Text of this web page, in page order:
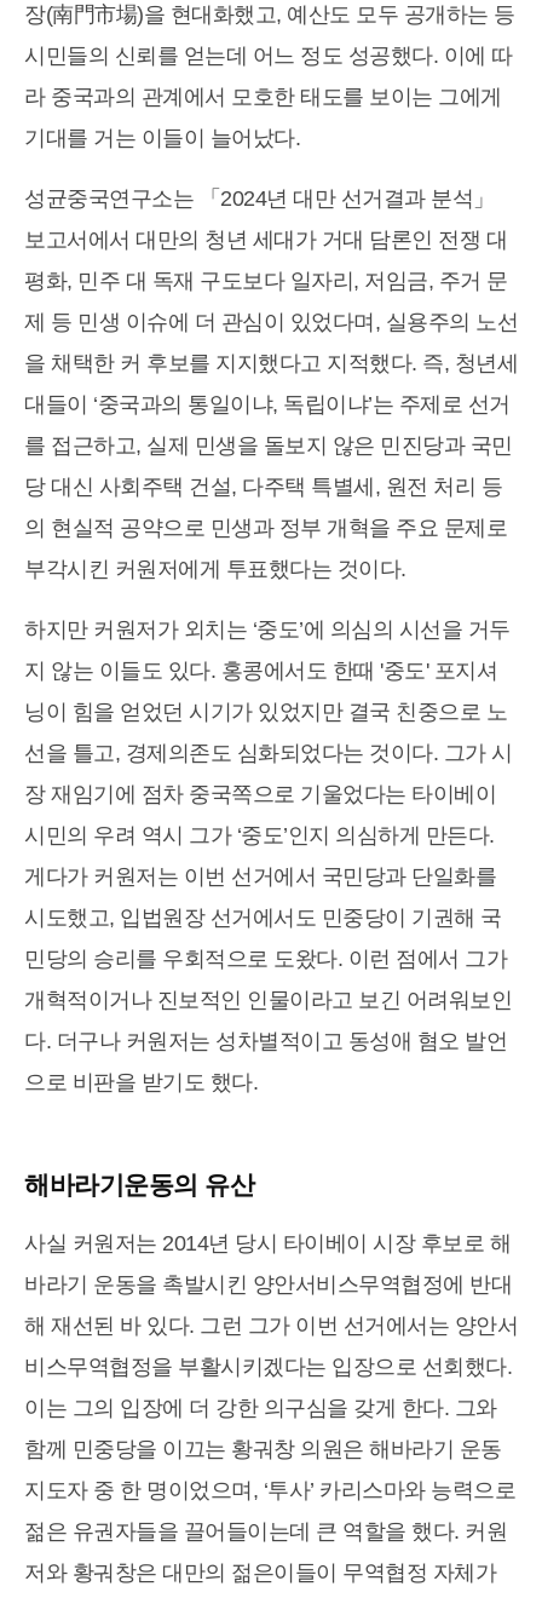
장(南門市場)을 현대화했고, 예산도 모두 공개하는 등
시민들의 신뢰를 얻는데 어느 정도 성공했다. 이에 따
라 중국과의 관계에서 모호한 태도를 보이는 그에게
기대를 거는 이들이 늘어났다.
성균중국연구소는 「2024년 대만 선거결과 분석」
보고서에서 대만의 청년 세대가 거대 담론인 전쟁 대
평화, 민주 대 독재 구도보다 일자리, 저임금, 주거 문
제 등 민생 이슈에 더 관심이 있었다며, 실용주의 노선
을 채택한 커 후보를 지지했다고 지적했다. 즉, 청년세
대들이 ‘중국과의 통일이냐, 독립이냐’는 주제로 선거
를 접근하고, 실제 민생을 돌보지 않은 민진당과 국민
당 대신 사회주택 건설, 다주택 특별세, 원전 처리 등
의 현실적 공약으로 민생과 정부 개혁을 주요 문제로
부각시킨 커원저에게 투표했다는 것이다.
하지만 커원저가 외치는 ‘중도’에 의심의 시선을 거두
지 않는 이들도 있다. 홍콩에서도 한때 '중도' 포지셔
닝이 힘을 얻었던 시기가 있었지만 결국 친중으로 노
선을 틀고, 경제의존도 심화되었다는 것이다. 그가 시
장 재임기에 점차 중국쪽으로 기울었다는 타이베이
시민의 우려 역시 그가 ‘중도’인지 의심하게 만든다.
게다가 커원저는 이번 선거에서 국민당과 단일화를
시도했고, 입법원장 선거에서도 민중당이 기권해 국
민당의 승리를 우회적으로 도왔다. 이런 점에서 그가
개혁적이거나 진보적인 인물이라고 보긴 어려워보인
다. 더구나 커원저는 성차별적이고 동성애 혐오 발언
으로 비판을 받기도 했다.
해바라기운동의 유산
사실 커원저는 2014년 당시 타이베이 시장 후보로 해
바라기 운동을 촉발시킨 양안서비스무역협정에 반대
해 재선된 바 있다. 그런 그가 이번 선거에서는 양안서
비스무역협정을 부활시키겠다는 입장으로 선회했다.
이는 그의 입장에 더 강한 의구심을 갖게 한다. 그와
함께 민중당을 이끄는 황궈창 의원은 해바라기 운동
지도자 중 한 명이었으며, ‘투사’ 카리스마와 능력으로
젊은 유권자들을 끌어들이는데 큰 역할을 했다. 커원
저와 황궈창은 대만의 젊은이들이 무역협정 자체가